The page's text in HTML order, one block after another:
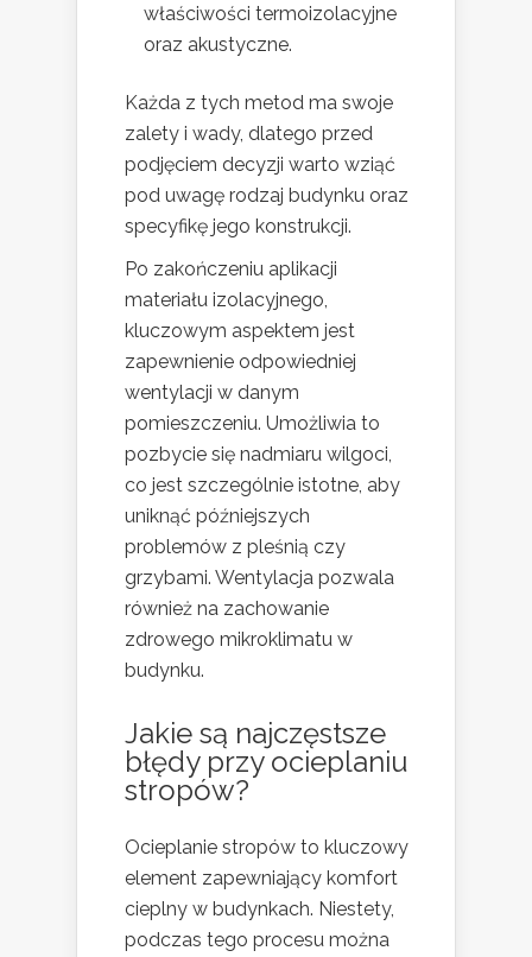
właściwości termoizolacyjne
oraz akustyczne.
Każda z tych metod ma swoje
zalety i wady, dlatego przed
podjęciem decyzji warto wziąć
pod uwagę rodzaj budynku oraz
specyfikę jego konstrukcji.
Po zakończeniu aplikacji
materiału izolacyjnego,
kluczowym aspektem jest
zapewnienie odpowiedniej
wentylacji w danym
pomieszczeniu. Umożliwia to
pozbycie się nadmiaru wilgoci,
co jest szczególnie istotne, aby
uniknąć późniejszych
problemów z pleśnią czy
grzybami. Wentylacja pozwala
również na zachowanie
zdrowego mikroklimatu w
budynku.
Jakie są najczęstsze
błędy przy ocieplaniu
stropów?
Ocieplanie stropów to kluczowy
element zapewniający komfort
cieplny w budynkach. Niestety,
podczas tego procesu można